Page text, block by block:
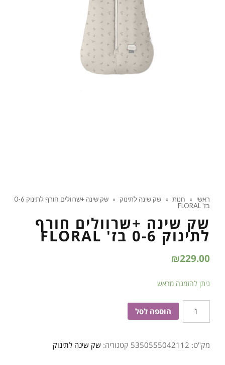
ראשי » חנות » שק שינה לתינוק »
שק שינה +שרוולים חורף לתינוק 0-6
בז' FLORAL
שק שינה +שרוולים חורף
לתינוק 0-6 בז' FLORAL
₪229.00
ניתן להזמנה מראש
כמות
של
שינה
הוספה לסל
מק"ט: 5350555042112 קטגוריה: שק שינה לתינוק